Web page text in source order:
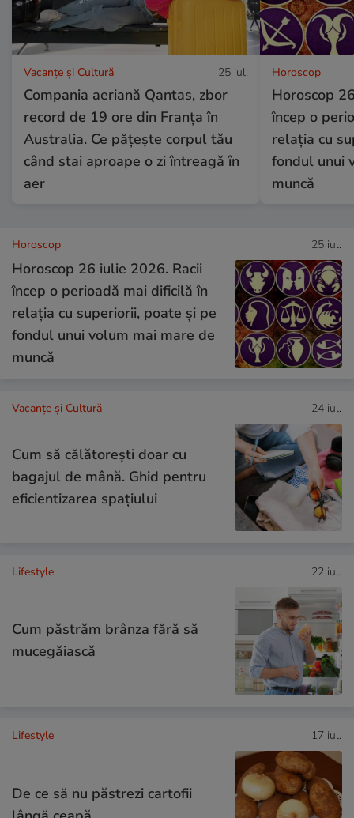
Vacanțe și Cultură 25 iul.
Compania aeriană Qantas, zbor
record de 19 ore din Franța în
Australia. Ce pățește corpul tău
când stai aproape o zi întreagă în
aer
Horoscop
Horoscop
încep o
relația cu
fondul unui
muncă
Horoscop 25 iul.
Horoscop 26 iulie 2026. Racii
încep o perioadă mai dificilă în
relația cu superiorii, poate și pe
fondul unui volum mai mare de
muncă
Vacanțe și Cultură 24 iul.
Cum să călătoreşti doar cu
bagajul de mână. Ghid pentru
eficientizarea spaţiului
Lifestyle 22 iul.
Cum păstrăm brânza fără să
mucegăiască
Lifestyle 17 iul.
De ce să nu păstrezi cartofii